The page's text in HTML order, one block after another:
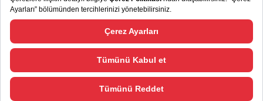
cevreciyiz.com Türkiye’nin sürdürülebilir bankası TSKB tarafından
desteklenmektedir."